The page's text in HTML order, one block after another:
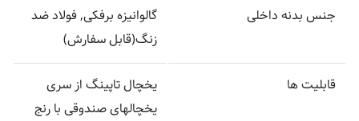
جنس بدنه داخلی
گالوانیزه برفکی, فولاد ضد
زنگ(قابل سفارش)
قابلیت ها
یخچال تاپینگ از سری
یخچالهای صندوقی با رنج